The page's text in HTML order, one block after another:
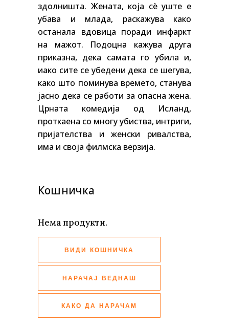
здолништа. Жената, која сè уште е
убава и млада, раскажува како
останала вдовица поради инфаркт
на мажот. Подоцна кажува друга
приказна, дека самата го убила и,
иако сите се убедени дека се шегува,
како што поминува времето, станува
јасно дека се работи за опасна жена.
Црната комедија од Исланд,
проткаена со многу убиства, интриги,
пријателства и женски ривалства,
има и своја филмска верзија.
Кошничка
Нема продукти.
ВИДИ КОШНИЧКА
НАРАЧАЈ ВЕДНАШ
КАКО ДА НАРАЧАМ